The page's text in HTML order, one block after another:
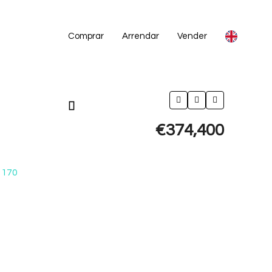
Comprar Arrendar Vender
€374,400